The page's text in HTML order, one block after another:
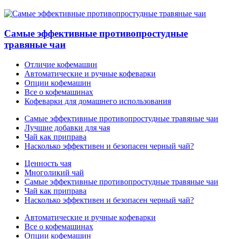
Самые эффективные противопростудные
травяные чаи
Отличие кофемашин
Автоматические и ручные кофеварки
Опции кофемашин
Все о кофемашинах
Кофеварки для домашнего использования
Самые эффективные противопростудные травяные чаи
Лучшие добавки для чая
Чай как приправа
Насколько эффективен и безопасен черный чай?
Ценность чая
Многоликий чай
Самые эффективные противопростудные травяные чаи
Чай как приправа
Насколько эффективен и безопасен черный чай?
Автоматические и ручные кофеварки
Все о кофемашинах
Опции кофемашин